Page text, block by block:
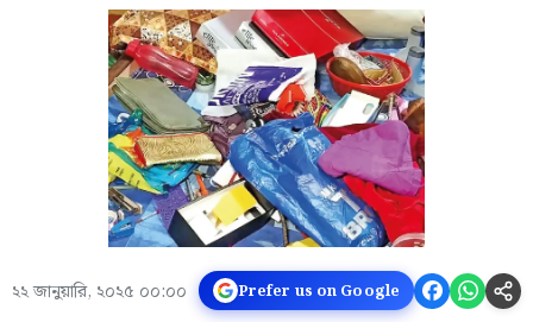
২২ জানুয়ারি, ২০২৫ ০০:০০ Prefer us on Google